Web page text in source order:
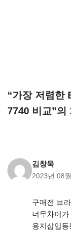
“가장 저렴한
7740 비교”의
김창묵
2023년 08
구매전 브
너무차이
용지삽입